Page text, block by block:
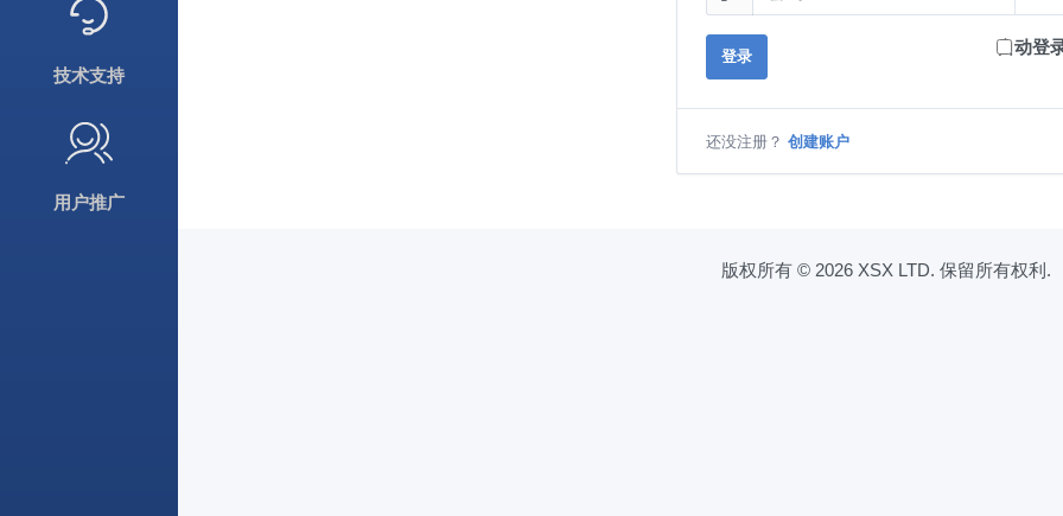
技术支持
用户推广
登录 自动登
还没注册？ 创建账户
版权所有 © 2026 XSX LTD. 保留所有权利.